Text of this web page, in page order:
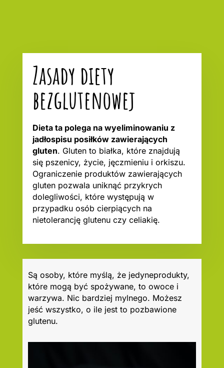
Zasady diety
bezglutenowej
Dieta ta polega na wyeliminowaniu z
jadłospisu posiłków zawierających
gluten. Gluten to białka, które znajdują
się pszenicy, życie, jęczmieniu i orkiszu.
Ograniczenie produktów zawierających
gluten pozwala uniknąć przykrych
dolegliwości, które występują w
przypadku osób cierpiących na
nietolerancję glutenu czy celiakię.
Są osoby, które myślą, że jedyneprodukty,
które mogą być spożywane, to owoce i
warzywa. Nic bardziej mylnego. Możesz
jeść wszystko, o ile jest to pozbawione
glutenu.